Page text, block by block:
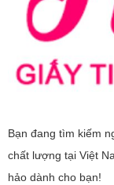
Bạn đang tìm kiếm
chất lượng tại Việt
hảo dành cho bạn!